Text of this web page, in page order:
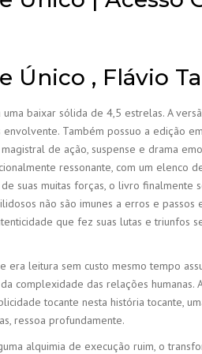
Único , Flávio
baixar sólida de 4,5 estrelas. A
Também possuo a edição
de ação, suspense e drama
ressonante, com um elenco
suas muitas forças, o livro finalmente
não são imunes a erros e passos
que fez suas lutas e triunfos
leitura sem custo mesmo tempo
complexidade das relações humanas.
tocante nesta história tocante,
ressoa profundamente.
alquimia de execução ruim, o